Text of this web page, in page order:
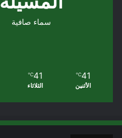
سماء صافية
41
℃
الأثنين
41
℃
الثلاثاء